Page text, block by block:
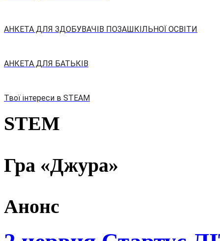
АНКЕТА ДЛЯ ЗДОБУВАЧІВ ПОЗАШКІЛЬНОЇ ОСВІТИ
АНКЕТА ДЛЯ БАТЬКІВ
Твої інтереси в STEAM
STEM
Гра «Джура»
Анонс